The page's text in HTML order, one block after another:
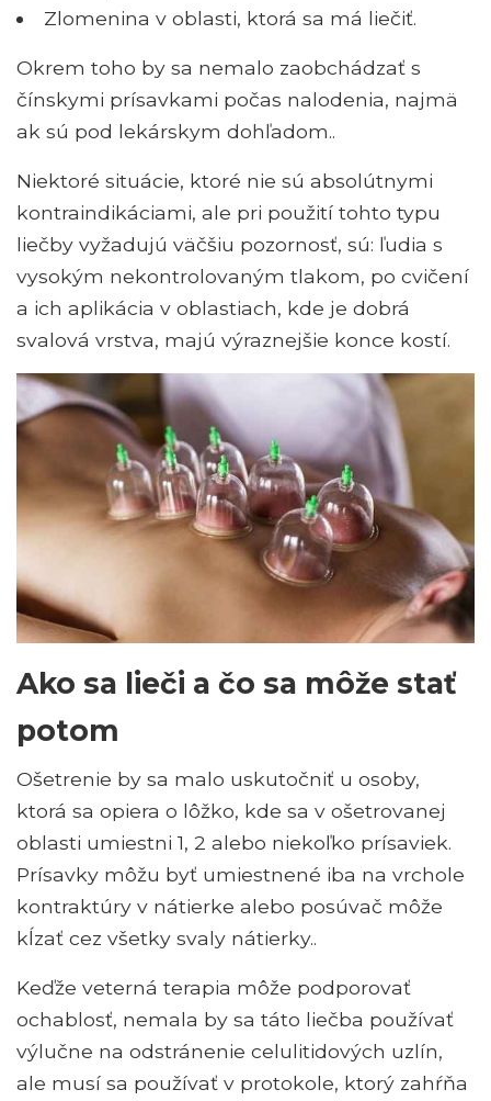
Zlomenina v oblasti, ktorá sa má liečiť.
Okrem toho by sa nemalo zaobchádzať s
čínskymi prísavkami počas nalodenia, najmä
ak sú pod lekárskym dohľadom..
Niektoré situácie, ktoré nie sú absolútnymi
kontraindikáciami, ale pri použití tohto typu
liečby vyžadujú väčšiu pozornosť, sú: ľudia s
vysokým nekontrolovaným tlakom, po cvičení
a ich aplikácia v oblastiach, kde je dobrá
svalová vrstva, majú výraznejšie konce kostí.
Ako sa lieči a čo sa môže stať
potom
Ošetrenie by sa malo uskutočniť u osoby,
ktorá sa opiera o lôžko, kde sa v ošetrovanej
oblasti umiestni 1, 2 alebo niekoľko prísaviek.
Prísavky môžu byť umiestnené iba na vrchole
kontraktúry v nátierke alebo posúvač môže
kĺzať cez všetky svaly nátierky..
Keďže veterná terapia môže podporovať
ochablosť, nemala by sa táto liečba používať
výlučne na odstránenie celulitidových uzlín,
ale musí sa používať v protokole, ktorý zahŕňa